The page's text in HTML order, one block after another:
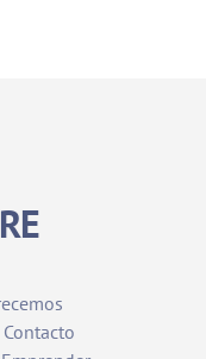
Contacto